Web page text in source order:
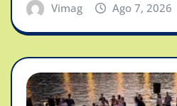
Vimag Ago 7, 2026